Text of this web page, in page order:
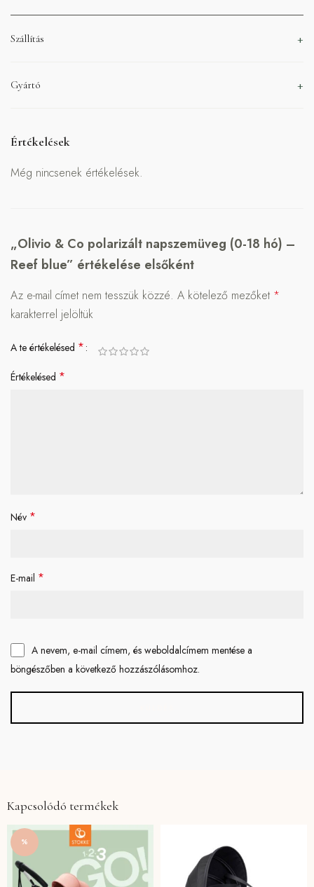
Szállítás
Gyártó
Értékelések
Még nincsenek értékelések.
„Olivio & Co polarizált napszemüveg (0-18 hó) –
Reef blue” értékelése elsőként
Az e-mail címet nem tesszük közzé. A kötelező mezőket *
karakterrel jelöltük
A te értékelésed *
Értékelésed *
Név *
E-mail *
A nevem, e-mail címem, és weboldalcímem mentése a
böngészőben a következő hozzászólásomhoz.
Kapcsolódó termékek
%